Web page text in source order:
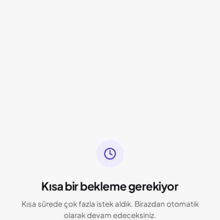
Kısa bir bekleme gerekiyor
Kısa sürede çok fazla istek aldık. Birazdan otomatik
olarak devam edeceksiniz.